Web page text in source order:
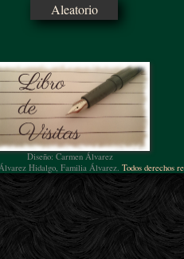
Aleatorio
Diseño: Carmen Álvarez
Hidalgo, Familia Álvarez. Todos derechos